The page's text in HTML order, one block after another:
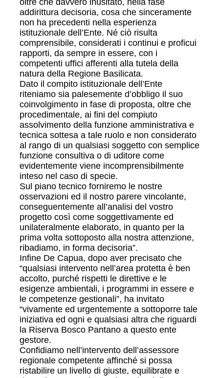
oltre che davvero inusitato, nella fase
addirittura decisoria, cosa che sinceramente
non ha precedenti nella esperienza
istituzionale dell’Ente. Né ciò risulta
comprensibile, considerati i continui e proficui
rapporti, da sempre in essere, con i
competenti uffici afferenti alla tutela della
natura della Regione Basilicata.
Dato il compito istituzionale dell’Ente
riteniamo sia palesemente d’obbligo il suo
coinvolgimento in fase di proposta, oltre che
procedimentale, ai fini del compiuto
assolvimento della funzione amministrativa e
tecnica sottesa a tale ruolo e non considerato
al rango di un qualsiasi soggetto con semplice
funzione consultiva o di uditore come
evidentemente viene incomprensibilmente
inteso nel caso di specie.
Sul piano tecnico forniremo le nostre
osservazioni ed il nostro parere vincolante,
conseguentemente all’analisi del vostro
progetto così come soggettivamente ed
unilateralmente elaborato, in quanto per la
prima volta sottoposto alla nostra attenzione,
ribadiamo, in forma decisoria”.
Infine De Capua, dopo aver precisato che
“qualsiasi intervento nell’area protetta è ben
accolto, purché rispetti le direttive e le
esigenze ambientali, i programmi in essere e
le competenze gestionali”, ha invitato
“vivamente ed urgentemente a sottoporre tale
iniziativa ed ogni e qualsiasi altra che riguardi
la Riserva Bosco Pantano a questo ente
gestore.
Confidiamo nell’intervento dell’assessore
regionale competente affinché si possa
ristabilire un livello di giuste, equilibrate e